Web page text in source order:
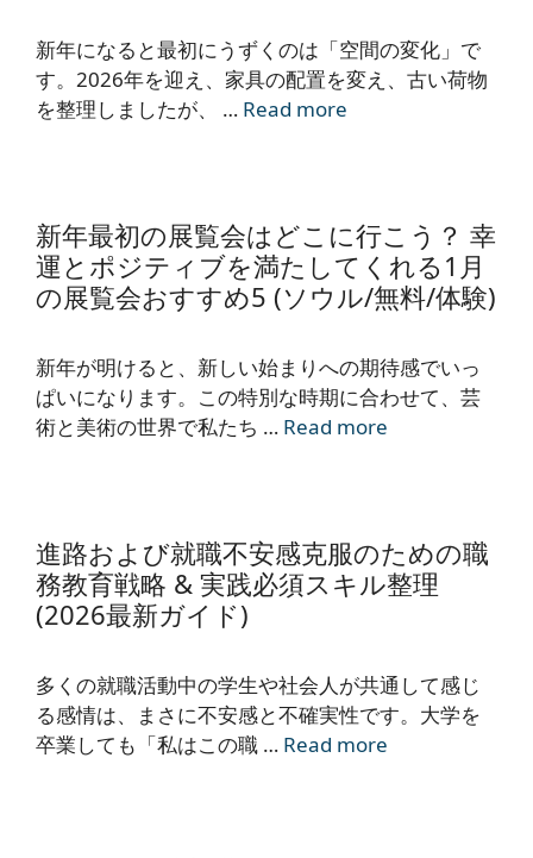
新年になると最初にうずくのは「空間の変化」で
す。2026年を迎え、家具の配置を変え、古い荷物
を整理しましたが、 … Read more
新年最初の展覧会はどこに行こう？ 幸
運とポジティブを満たしてくれる1月
の展覧会おすすめ5 (ソウル/無料/体験)
新年が明けると、新しい始まりへの期待感でいっ
ぱいになります。この特別な時期に合わせて、芸
術と美術の世界で私たち … Read more
進路および就職不安感克服のための職
務教育戦略 & 実践必須スキル整理
(2026最新ガイド)
多くの就職活動中の学生や社会人が共通して感じ
る感情は、まさに不安感と不確実性です。大学を
卒業しても「私はこの職 … Read more